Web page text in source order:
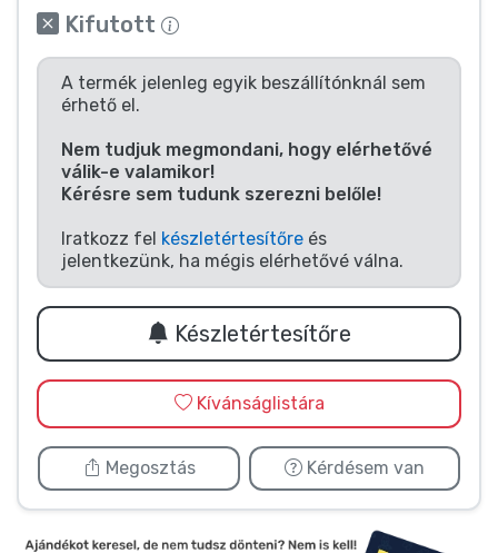
Kifutott
A termék jelenleg egyik beszállítónknál sem
érhető el.
Nem tudjuk megmondani, hogy elérhetővé
válik-e valamikor!
Kérésre sem tudunk szerezni belőle!
Iratkozz fel készletértesítőre és
jelentkezünk, ha mégis elérhetővé válna.
Készletértesítőre
Kívánságlistára
Megosztás Kérdésem van
Zenés cuccok
Terméktípusok
Márkák